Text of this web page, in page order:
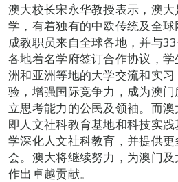
澳大校长宋永华教授表示，澳
学，有着独有的中欧传统及全
成教职员来自全球各地，并与
各地着名学府签订合作协议，
洲和亚洲等地的大学交流和实
验，增强国际竞争力，成为澳
立思考能力的公民及领袖。而澳
即人文社科教育基地和科技实
学深化人文社科教育，并提供
会。澳大将继续努力，为澳门
作出卓越贡献。